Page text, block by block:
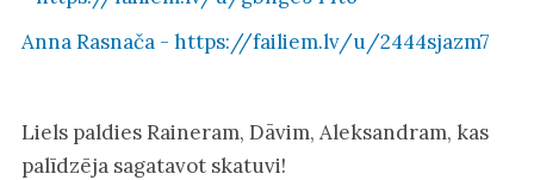
Anna Rasnača - https://failiem.lv/u/2444sjazm7
Liels paldies Raineram, Dāvim, Aleksandram, kas
palīdzēja sagatavot skatuvi!